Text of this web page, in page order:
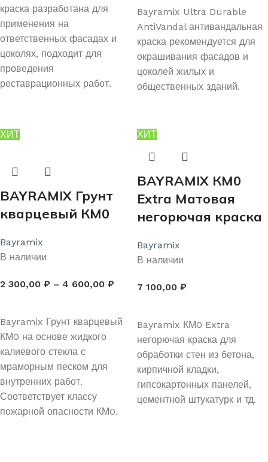
краска разработана для
применения на
ответственных фасадах и
цоколях, подходит для
проведения
реставрационных работ.
Bayramix Ultra Durable
AntiVandal антивандальная
краска рекомендуется для
окрашивания фасадов и
цоколей жилых и
общественных зданий.
ХИТ
BAYRAMIX Грунт
кварцевый КМ0
Bayramix
В наличии
2 300,00 ₽ – 4 600,00 ₽
Bayramix Грунт кварцевый
КМ0 на основе жидкого
калиевого стекла с
мраморным песком для
внутренних работ.
Соответствует классу
пожарной опасности КМ0.
ХИТ
BAYRAMIX КМ0
Extra Матовая
негорючая краска
Bayramix
В наличии
7 100,00 ₽
Bayramix КМ0 Extra
негорючая краска для
обработки стен из бетона,
кирпичной кладки,
гипсокартонных панелей,
цементной штукатурк и тд.